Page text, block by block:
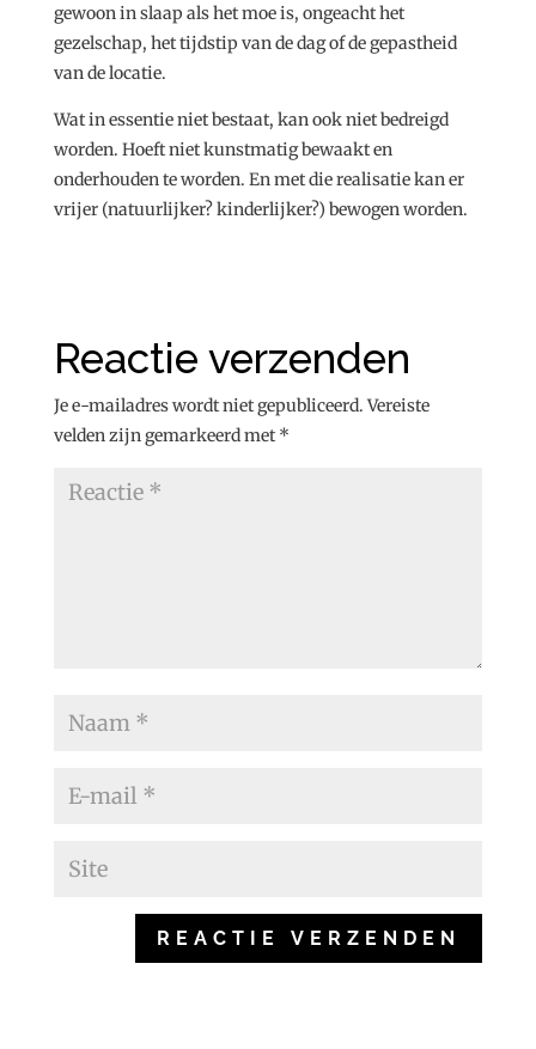
gewoon in slaap als het moe is, ongeacht het
gezelschap, het tijdstip van de dag of de gepastheid
van de locatie.
Wat in essentie niet bestaat, kan ook niet bedreigd
worden. Hoeft niet kunstmatig bewaakt en
onderhouden te worden. En met die realisatie kan er
vrijer (natuurlijker? kinderlijker?) bewogen worden.
Reactie verzenden
Je e-mailadres wordt niet gepubliceerd. Vereiste
velden zijn gemarkeerd met *